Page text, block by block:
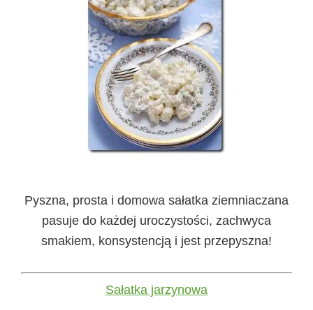
Pyszna, prosta i domowa sałatka ziemniaczana
pasuje do każdej uroczystości, zachwyca
smakiem, konsystencją i jest przepyszna!
Sałatka jarzynowa